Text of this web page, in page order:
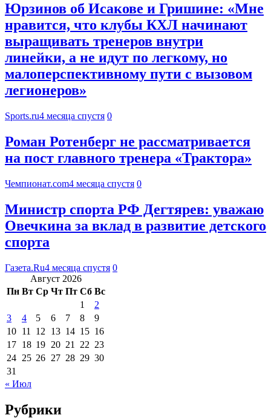
Юрзинов об Исакове и Гришине: «Мне
нравится, что клубы КХЛ начинают
выращивать тренеров внутри
линейки, а не идут по легкому, но
малоперспективному пути с вызовом
легионеров»
Sports.ru4 месяца спустя 0
Роман Ротенберг не рассматривается
на пост главного тренера «Трактора»
Чемпионат.com4 месяца спустя 0
Министр спорта РФ Дегтярев: уважаю
Овечкина за вклад в развитие детского
спорта
Газета.Ru4 месяца спустя 0
Август 2026
Пн Вт Ср Чт Пт Сб Вс
1
2
3
4 5 6 7 8
9
10 11 12 13 14 15 16
17 18 19 20 21 22 23
24 25 26 27 28 29 30
31
« Июл
Рубрики